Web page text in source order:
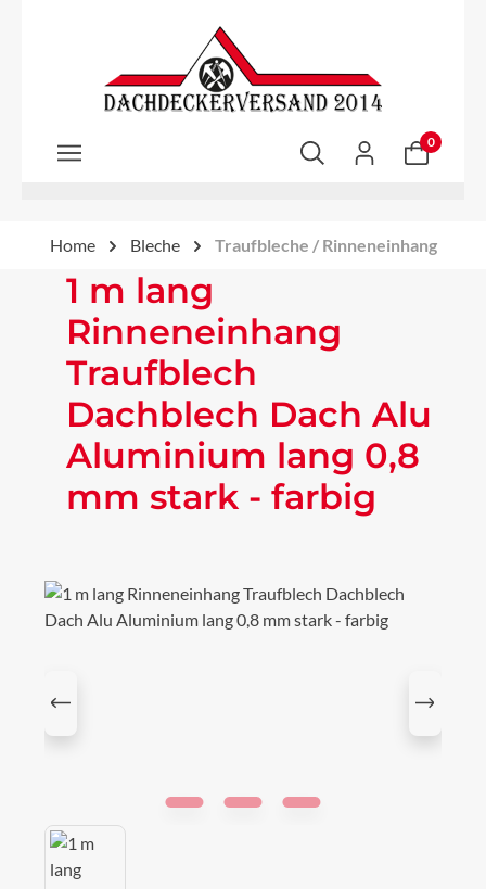
Zum Hauptinhalt springen
0
Home Bleche Traufbleche / Rinneneinhang
1 m lang
Rinneneinhang
Traufblech
Dachblech Dach Alu
Aluminium lang 0,8
mm stark - farbig
Bildergalerie überspringen